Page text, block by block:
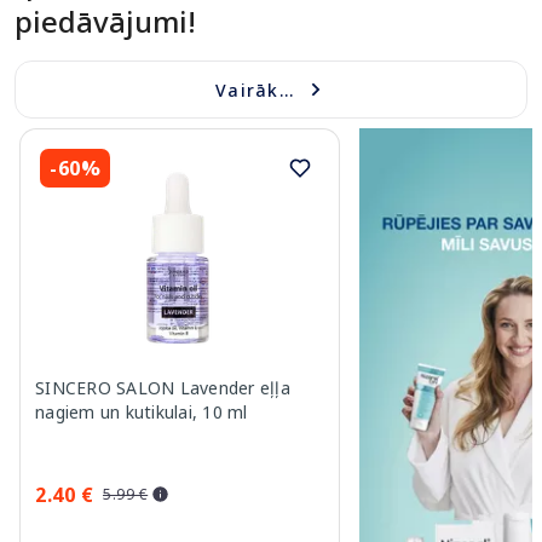
piedāvājumi!
Vairāk...
-60%
SINCERO SALON Lavender eļļa
nagiem un kutikulai, 10 ml
2.40 € 5.99 €